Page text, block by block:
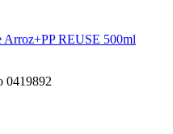
Arroz+PP REUSE 500ml
0419892